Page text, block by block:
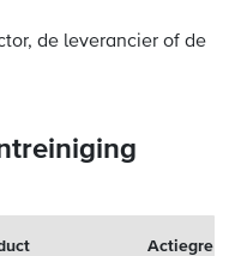
de leverancier of de